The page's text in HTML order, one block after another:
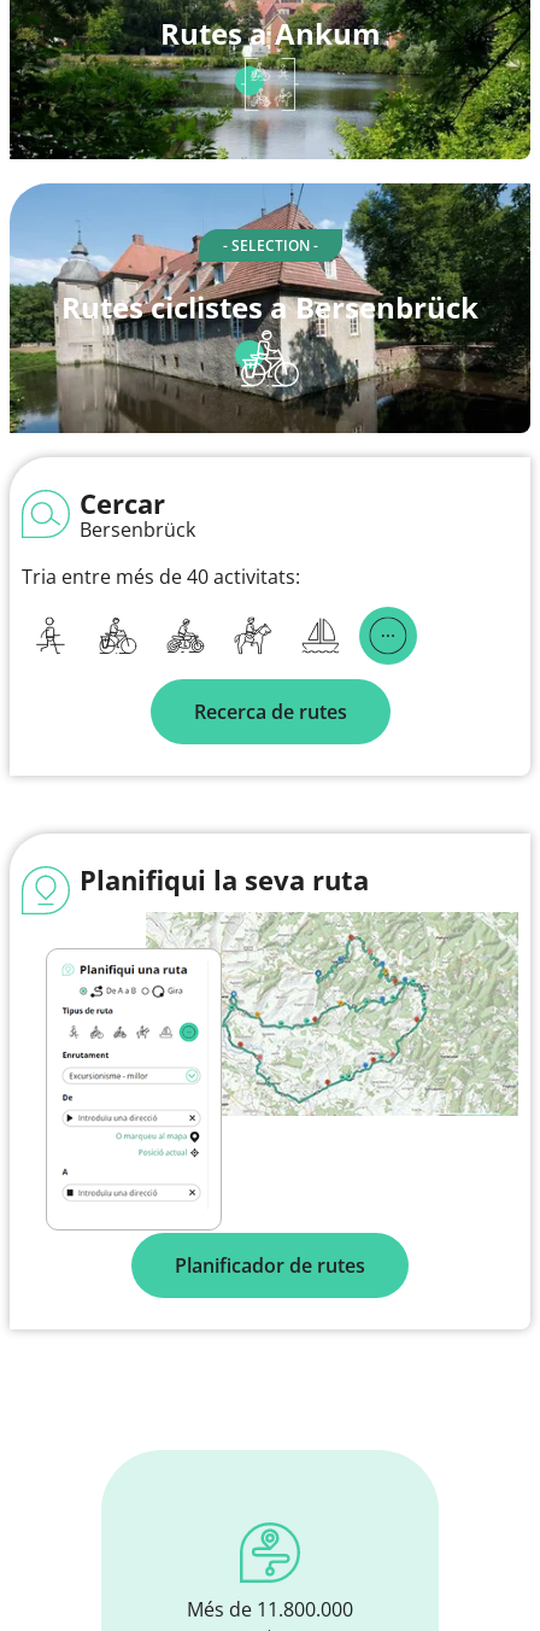
Rutes a Ankum
- SELECTION -
Rutes ciclistes a Bersenbrück
Cercar
Bersenbrück
Tria entre més de 40 activitats:
Recerca de rutes
Planifiqui la seva ruta
Planificador de rutes
Més de 11.800.000